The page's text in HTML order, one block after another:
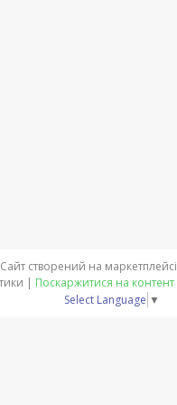
Сайт створений на маркетплейсі
LEMI магазин косметики | Поскаржитися на контент
Select Language ▼